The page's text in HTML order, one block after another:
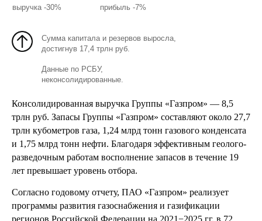
выручка -30% прибыль -7%
Сумма капитала и резервов выросла,
достигнув 17,4 трлн руб.
Данные по РСБУ,
неконсолидированные.
Консолидированная выручка Группы «Газпром» — 8,5
трлн руб. Запасы Группы «Газпром» составляют около 27,7
трлн кубометров газа, 1,24 млрд тонн газового конденсата
и 1,75 млрд тонн нефти. Благодаря эффективным геолого-
разведочным работам восполнение запасов в течение 19
лет превышает уровень отбора.
Согласно годовому отчету, ПАО «Газпром» реализует
программы развития газоснабжения и газификации